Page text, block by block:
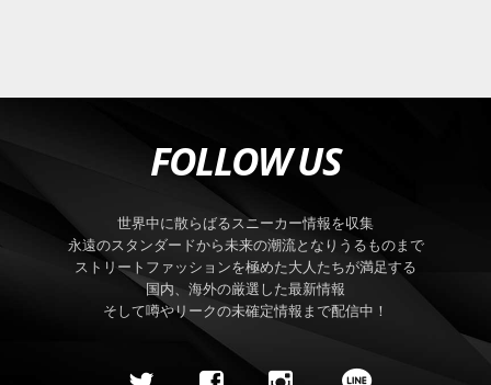
FOLLOW US
世界中に散らばるスニーカー情報を収集
永遠のスタンダードから未来の潮流となりうるものまで
ストリートファッションを極めた大人たちが満足する
国内、海外の厳選した最新情報
そして噂やリークの未確定情報まで配信中！